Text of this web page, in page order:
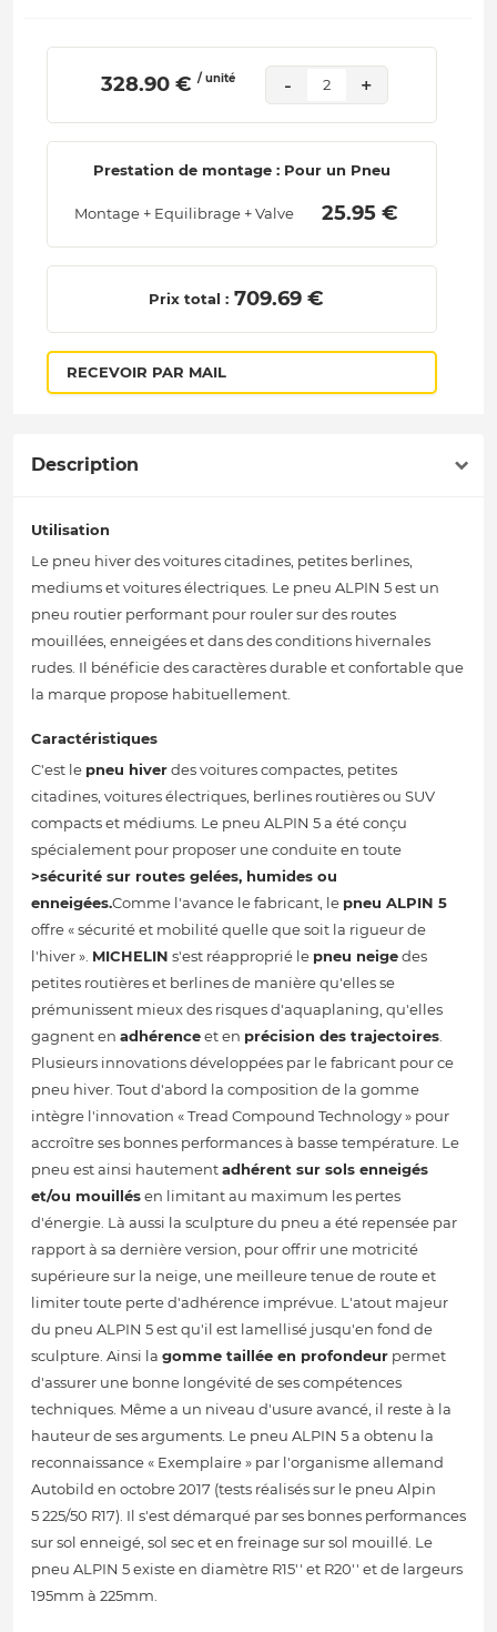
328.90 € / unité - 2 +
Prestation de montage : Pour un Pneu
Montage + Equilibrage + Valve 25.95 €
Prix total : 709.69 €
RECEVOIR PAR MAIL
Description
Utilisation
Le pneu hiver des voitures citadines, petites berlines,
mediums et voitures électriques. Le pneu ALPIN 5 est un
pneu routier performant pour rouler sur des routes
mouillées, enneigées et dans des conditions hivernales
rudes. Il bénéficie des caractères durable et confortable que
la marque propose habituellement.
Caractéristiques
C'est le pneu hiverdes voitures compactes, petites
citadines, voitures électriques, berlines routières ou SUV
compacts et médiums. Le pneu ALPIN 5 a été conçu
spécialement pour proposer une conduite en toute
>sécurité sur routes gelées, humides ou
enneigées.Comme l'avance le fabricant, le pneu ALPIN 5
offre « sécurité et mobilité quelle que soit la rigueur de
l'hiver ». MICHELIN s'est réapproprié le pneu neigedes
petites routières et berlines de manière qu'elles se
prémunissent mieux des risques d'aquaplaning, qu'elles
gagnent en adhérenceet en précision des trajectoires.
Plusieurs innovations développées par le fabricant pour ce
pneu hiver. Tout d'abord la composition de la gomme
intègre l'innovation « Tread Compound Technology » pour
accroître ses bonnes performances à basse température. Le
pneu est ainsi hautementadhérent sur sols enneigés
et/ou mouillésen limitant au maximum les pertes
d'énergie. Là aussi la sculpture du pneu a été repensée par
rapport à sa dernière version, pour offrir une motricité
supérieure sur la neige, une meilleure tenue de route et
limiter toute perte d'adhérence imprévue. L'atout majeur
du pneu ALPIN 5 est qu'il est lamellisé jusqu'en fond de
sculpture. Ainsi la gomme taillée en profondeur permet
d'assurer une bonne longévité de ses compétences
techniques. Même a un niveau d'usure avancé, il reste à la
hauteur de ses arguments. Le pneu ALPIN 5 a obtenu la
reconnaissance « Exemplaire » par l'organisme allemand
Autobild en octobre 2017 (tests réalisés sur le pneu Alpin
5 225/50 R17). Il s'est démarqué par ses bonnes performances
sur sol enneigé, sol sec et en freinage sur sol mouillé. Le
pneu ALPIN 5 existe en diamètre R15'' et R20'' et de largeurs
195mm à 225mm.